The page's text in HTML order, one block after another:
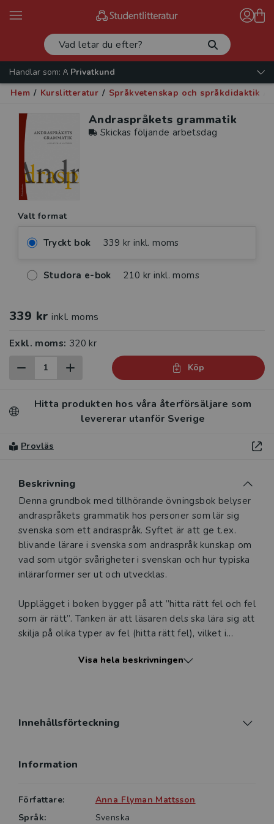
Handlar som:
Privatkund
Hem / Kurslitteratur / Språkvetenskap och språkdidaktik
Andraspråkets grammatik
Skickas följande arbetsdag
Valt format
Tryckt bok 339 kr inkl. moms
Studora e-bok 210 kr inkl. moms
339 kr inkl. moms
Exkl. moms: 320 kr
Köp
Hitta produkten hos våra återförsäljare som
levererar utanför Sverige
Provläs
Beskrivning
Beskrivning
Denna grundbok med tillhörande övningsbok belyser
andraspråkets grammatik hos personer som lär sig
svenska som ett andraspråk. Syftet är att ge t.ex.
blivande lärare i svenska som andraspråk kunskap om
vad som utgör svårigheter i svenskan och hur typiska
inlärarformer ser ut och utvecklas.
Upplägget i boken bygger på att ”hitta rätt fel och fel
som är rätt”. Tanken är att läsaren dels ska lära sig att
skilja på olika typer av fel (hitta rätt fel), vilket i
dels se vissa fel som ett steg framåt i utvecklingen
individualisera grammatikundervisningen. Ju mer
eleven att träna just detta.
Författaren tar upp olika delar av grammatiken, som
Visa hela beskrivningen
Innehållsförteckning
Information
Författare:
Anna Flyman Mattsson
Språk:
Svenska